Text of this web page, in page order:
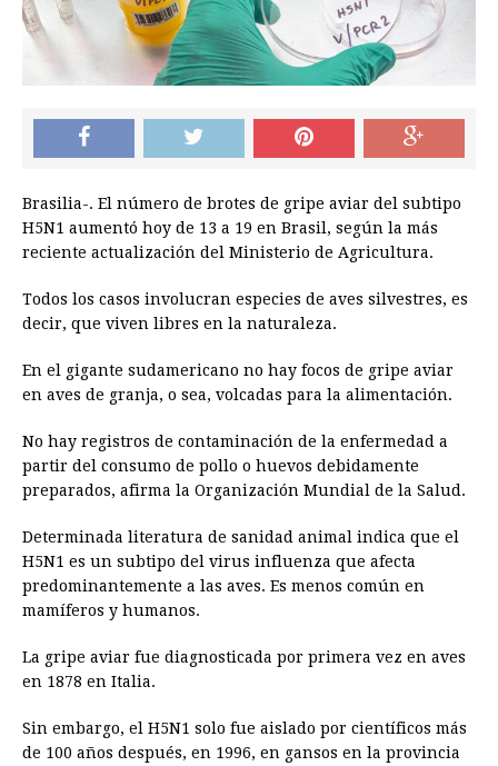
Brasilia-. El número de brotes de gripe aviar del subtipo
H5N1 aumentó hoy de 13 a 19 en Brasil, según la más
reciente actualización del Ministerio de Agricultura.
Todos los casos involucran especies de aves silvestres, es
decir, que viven libres en la naturaleza.
En el gigante sudamericano no hay focos de gripe aviar
en aves de granja, o sea, volcadas para la alimentación.
No hay registros de contaminación de la enfermedad a
partir del consumo de pollo o huevos debidamente
preparados, afirma la Organización Mundial de la Salud.
Determinada literatura de sanidad animal indica que el
H5N1 es un subtipo del virus influenza que afecta
predominantemente a las aves. Es menos común en
mamíferos y humanos.
La gripe aviar fue diagnosticada por primera vez en aves
en 1878 en Italia.
Sin embargo, el H5N1 solo fue aislado por científicos más
de 100 años después, en 1996, en gansos en la provincia